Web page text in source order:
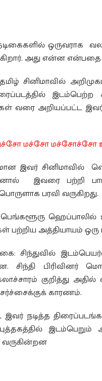
ஒருவராக
அது என்ன என்பதை
தமிழ் சினிமாவில்
இடம்பெற்ற
வரை அறியப்பட்ட
மச்சோ மச்சோச்சோ
இவர் சினிமாவில்
இவரை பற்றி
பரவி வருகிறது.
பெங்களூரு
பற்றிய அத்தியாயம் ஒரு
சிந்துவில்
பிரிவினர்
குறித்து
சர்ச்சைக்குக் காரணம்.
நடித்த